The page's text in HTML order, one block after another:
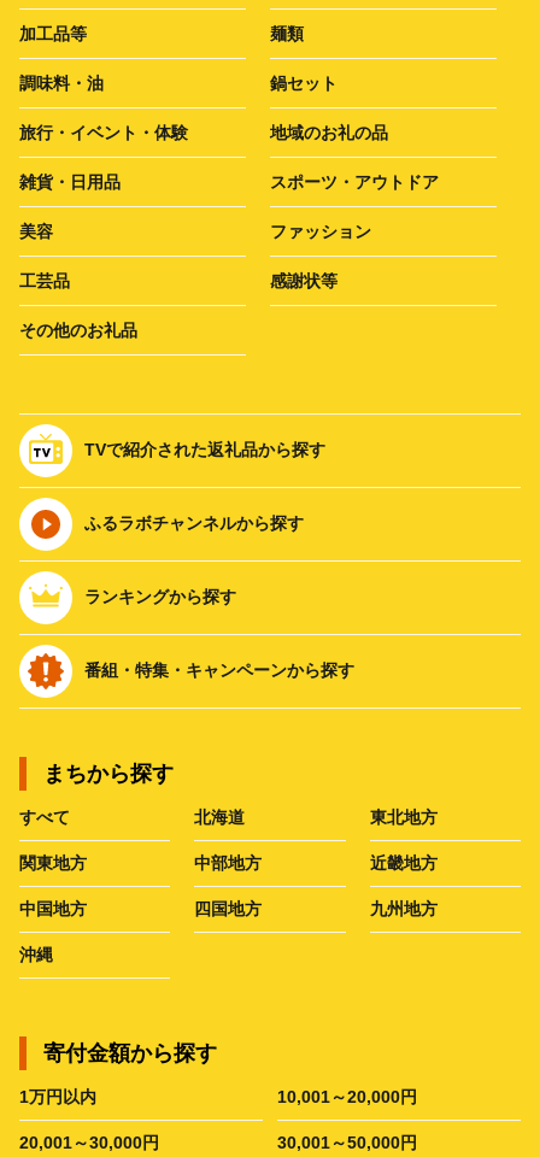
加工品等 麺類
調味料・油 鍋セット
旅行・イベント・体験 地域のお礼の品
雑貨・日用品 スポーツ・アウトドア
美容 ファッション
工芸品 感謝状等
その他のお礼品
TVで紹介された返礼品から探す
ふるラボチャンネルから探す
ランキングから探す
番組・特集・キャンペーンから探す
まちから探す
すべて 北海道 東北地方
関東地方 中部地方 近畿地方
中国地方 四国地方 九州地方
沖縄
寄付金額から探す
1万円以内 10,001～20,000円
20,001～30,000円 30,001～50,000円